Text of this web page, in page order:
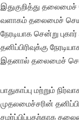
இதுகுறித்து தலைமைச்
வளாகம் தலைமைச்
நேரடியாக சென்று
தனிப்பிரிவுக்கு
இதனால் தலைமைச்
பாதுகாப்பு மற்றும்
முதலமைச்சரின்
சமர்ப்பிப்பதற்காக